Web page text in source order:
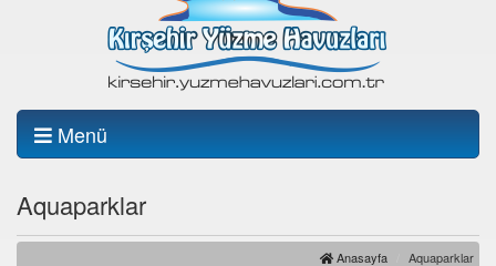
Menü
Aquaparklar
Anasayfa Aquaparklar